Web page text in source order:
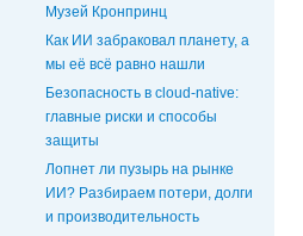
Музей Кронпринц
Как ИИ забраковал планету, а
мы её всё равно нашли
Безопасность в cloud-native:
главные риски и способы
защиты
Лопнет ли пузырь на рынке
ИИ? Разбираем потери, долги
и производительность